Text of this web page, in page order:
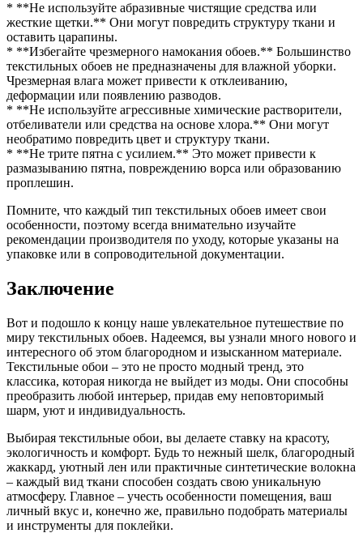
* **Не используйте абразивные чистящие средства или
жесткие щетки.** Они могут повредить структуру ткани и
оставить царапины.
* **Избегайте чрезмерного намокания обоев.** Большинство
текстильных обоев не предназначены для влажной уборки.
Чрезмерная влага может привести к отклеиванию,
деформации или появлению разводов.
* **Не используйте агрессивные химические растворители,
отбеливатели или средства на основе хлора.** Они могут
необратимо повредить цвет и структуру ткани.
* **Не трите пятна с усилием.** Это может привести к
размазыванию пятна, повреждению ворса или образованию
проплешин.
Помните, что каждый тип текстильных обоев имеет свои
особенности, поэтому всегда внимательно изучайте
рекомендации производителя по уходу, которые указаны на
упаковке или в сопроводительной документации.
Заключение
Вот и подошло к концу наше увлекательное путешествие по
миру текстильных обоев. Надеемся, вы узнали много нового и
интересного об этом благородном и изысканном материале.
Текстильные обои – это не просто модный тренд, это
классика, которая никогда не выйдет из моды. Они способны
преобразить любой интерьер, придав ему неповторимый
шарм, уют и индивидуальность.
Выбирая текстильные обои, вы делаете ставку на красоту,
экологичность и комфорт. Будь то нежный шелк, благородный
жаккард, уютный лен или практичные синтетические волокна
– каждый вид ткани способен создать свою уникальную
атмосферу. Главное – учесть особенности помещения, ваш
личный вкус и, конечно же, правильно подобрать материалы
и инструменты для поклейки.